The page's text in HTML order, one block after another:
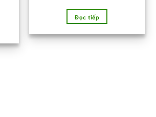
hạng 5.00
5 sao
Đọc tiếp